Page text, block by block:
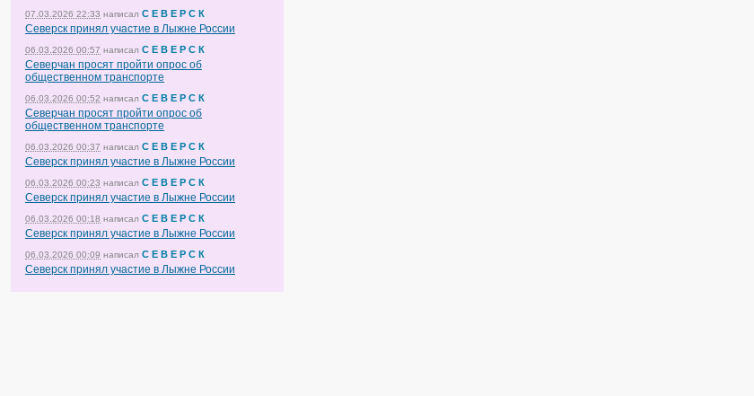
07.03.2026 22:33 написал С Е В Е Р С К
Северск принял участие в Лыжне России
06.03.2026 00:57 написал С Е В Е Р С К
Северчан просят пройти опрос об
общественном транспорте
06.03.2026 00:52 написал С Е В Е Р С К
Северчан просят пройти опрос об
общественном транспорте
06.03.2026 00:37 написал С Е В Е Р С К
Северск принял участие в Лыжне России
06.03.2026 00:23 написал С Е В Е Р С К
Северск принял участие в Лыжне России
06.03.2026 00:18 написал С Е В Е Р С К
Северск принял участие в Лыжне России
06.03.2026 00:09 написал С Е В Е Р С К
Северск принял участие в Лыжне России